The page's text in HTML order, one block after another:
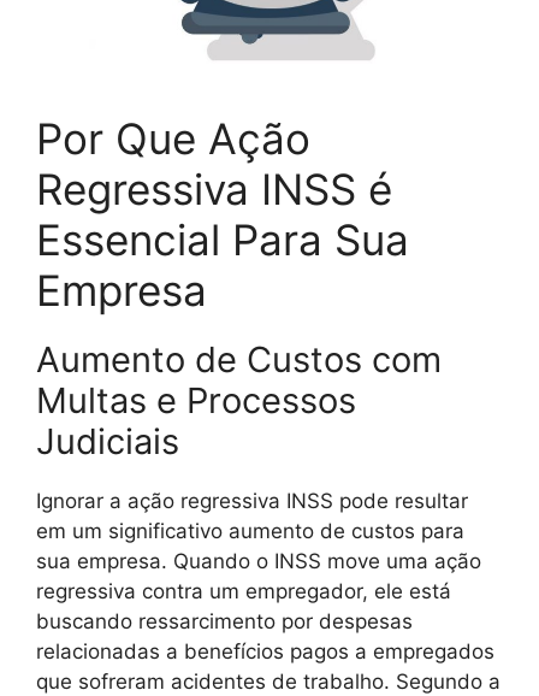
Por Que Ação
Regressiva INSS é
Essencial Para Sua
Empresa
Aumento de Custos com
Multas e Processos
Judiciais
Ignorar a ação regressiva INSS pode resultar
em um significativo aumento de custos para
sua empresa. Quando o INSS move uma ação
regressiva contra um empregador, ele está
buscando ressarcimento por despesas
relacionadas a benefícios pagos a empregados
que sofreram acidentes de trabalho. Segundo a